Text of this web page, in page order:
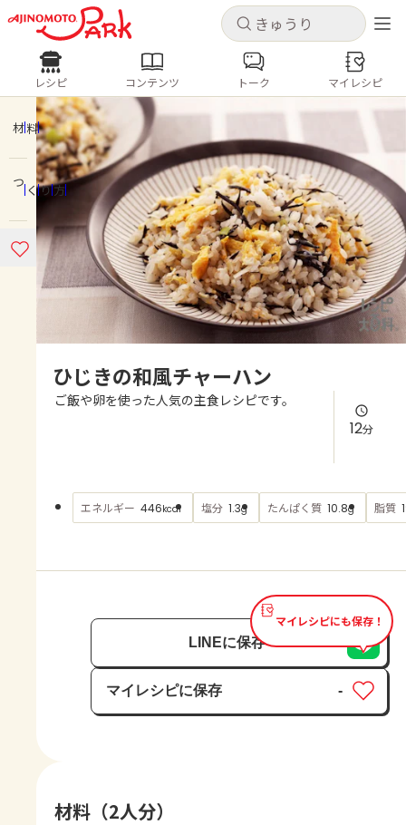
キャンセル
ログインするとレシピを保存できます
ログイン
ホーム
コンテンツ
レシピ
よくあるお問い合わせ
AJINOMOTO PARK とは
キャンセル
レシピ コンテンツ
人気の食材・レシピ
きゅうり なす トマト
とうもろこし
ピーマン
みょうが ゴーヤ
レシピ コンテンツ トーク マイレシピ
材料
つくり方
ひじきの和風チャーハン
ご飯や卵を使った人気の主食レシピです。
12分
エネルギー 446kcal 塩分 1.3g たんぱく質 10.8g 脂質
マイレシピにも保存！
LINEに保存
マイレシピに保存
保存済み
-
材料（2人分）